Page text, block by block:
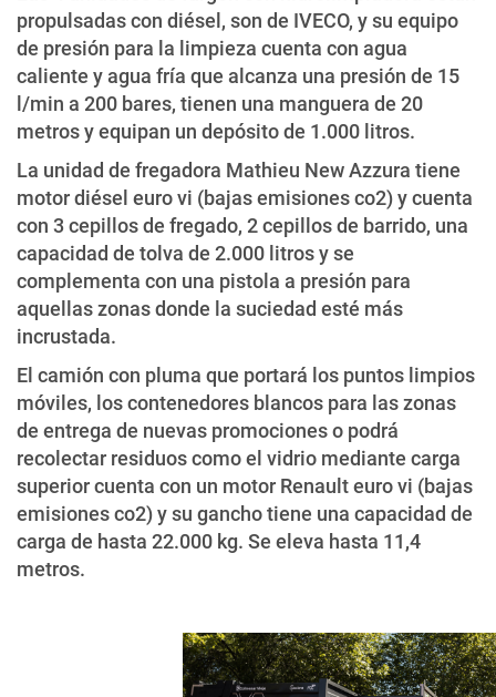
propulsadas con diésel, son de IVECO, y su equipo
de presión para la limpieza cuenta con agua
caliente y agua fría que alcanza una presión de 15
l/min a 200 bares, tienen una manguera de 20
metros y equipan un depósito de 1.000 litros.
La unidad de fregadora Mathieu New Azzura tiene
motor diésel euro vi (bajas emisiones co2) y cuenta
con 3 cepillos de fregado, 2 cepillos de barrido, una
capacidad de tolva de 2.000 litros y se
complementa con una pistola a presión para
aquellas zonas donde la suciedad esté más
incrustada.
El camión con pluma que portará los puntos limpios
móviles, los contenedores blancos para las zonas
de entrega de nuevas promociones o podrá
recolectar residuos como el vidrio mediante carga
superior cuenta con un motor Renault euro vi (bajas
emisiones co2) y su gancho tiene una capacidad de
carga de hasta 22.000 kg. Se eleva hasta 11,4
metros.